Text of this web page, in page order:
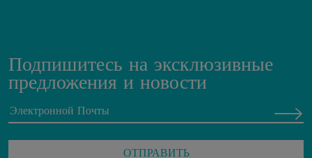
Подпишитесь на эксклюзивные
предложения и новости